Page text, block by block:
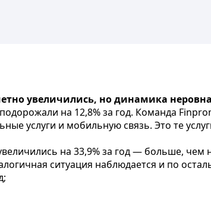
увеличились, но динамика
на 12,8% за год. Команда
услуги и мобильную связь. Это те
на 33,9% за год — больше,
ситуация наблюдается и по